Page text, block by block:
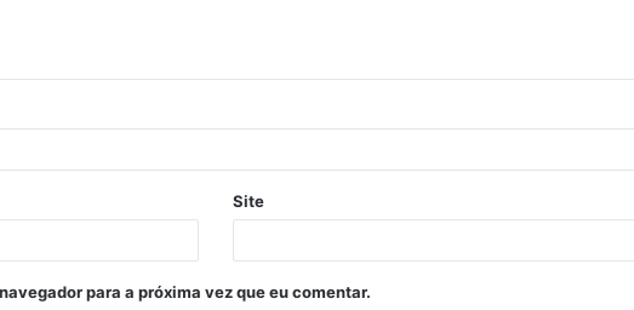
Site
para a próxima vez que eu comentar.